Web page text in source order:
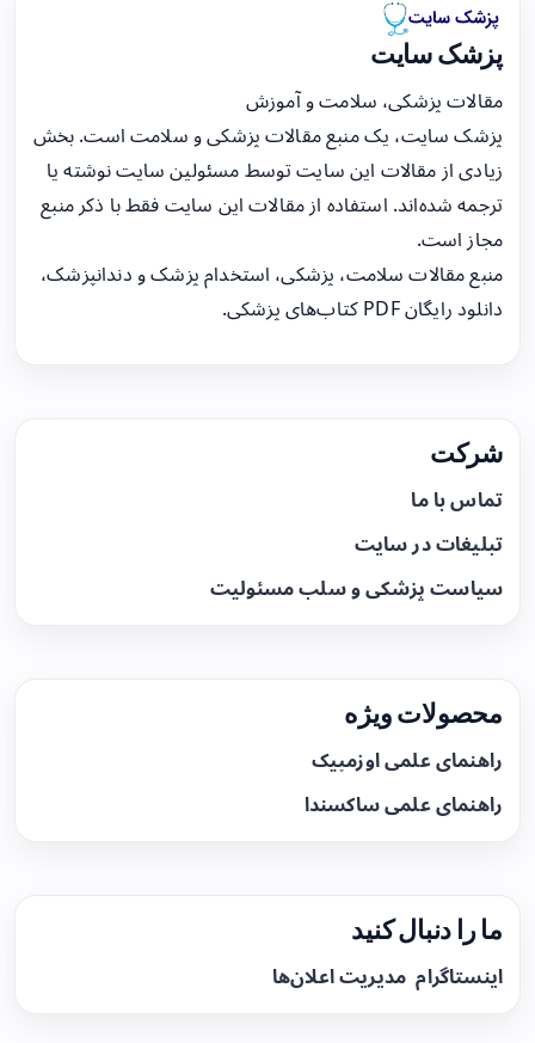
پزشک سایت
مقالات پزشکی، سلامت و آموزش
پزشک سایت، یک منبع مقالات پزشکی و سلامت است. بخش
زیادی از مقالات این سایت توسط مسئولین سایت نوشته یا
ترجمه شده‌اند. استفاده از مقالات این سایت فقط با ذکر منبع
مجاز است.
منبع مقالات سلامت، پزشکی، استخدام پزشک و دندانپزشک،
دانلود رایگان PDF کتاب‌های پزشکی.
شرکت
تماس با ما
تبلیغات در سایت
سیاست پزشکی و سلب مسئولیت
محصولات ویژه
راهنمای علمی اوزمپیک
راهنمای علمی ساکسندا
ما را دنبال کنید
اینستاگرام مدیریت اعلان‌ها